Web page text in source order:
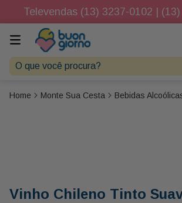
Televendas (13) 3237-0102 |
O que você procura?
Monte Sua Cesta Bebidas
Vinho Chileno Tinto